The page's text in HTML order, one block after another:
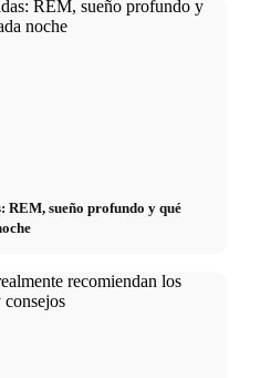
REM, sueño profundo y qué